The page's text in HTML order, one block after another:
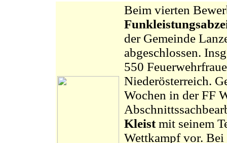
Beim vierten
der Gemeinde
abgeschlossen.
550
Niederösterreich.
Wochen in der FF
Kleistmit seinem
Wettkampf vor. Bei